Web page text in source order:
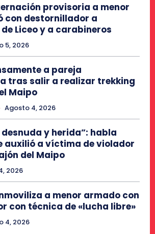
provisoria a menor
con destornillador a
Liceo y a carabineros
5, 2026
a pareja
tras salir a realizar trekking
Maipo
Agosto 4, 2026
y herida”: habla
auxilió a víctima de violador
del Maipo
2026
a menor armado con
con técnica de «lucha libre»
4, 2026